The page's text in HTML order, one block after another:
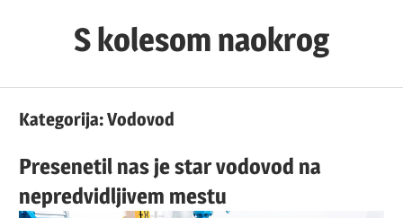
S kolesom naokrog
Kategorija:Vodovod
Presenetil nas je star vodovod na
nepredvidljivem mestu